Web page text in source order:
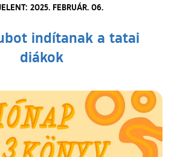
2025. FEBRUÁR. 06.
indítanak a tatai
diákok